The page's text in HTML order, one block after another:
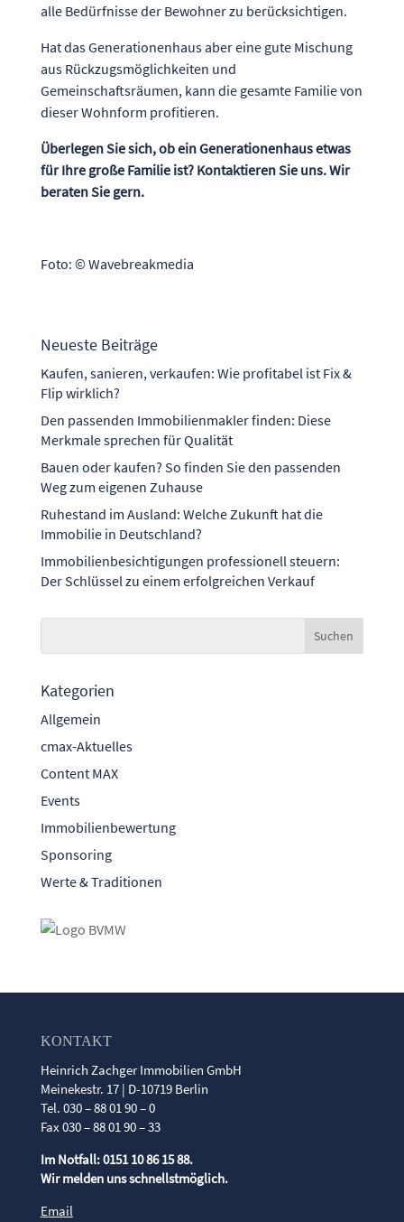
alle Bedürfnisse der Bewohner zu berücksichtigen.
Hat das Generationenhaus aber eine gute Mischung
aus Rückzugsmöglichkeiten und
Gemeinschaftsräumen, kann die gesamte Familie von
dieser Wohnform profitieren.
Überlegen Sie sich, ob ein Generationenhaus etwas
für Ihre große Familie ist? Kontaktieren Sie uns. Wir
beraten Sie gern.
Foto: © Wavebreakmedia
Neueste Beiträge
Kaufen, sanieren, verkaufen: Wie profitabel ist Fix &
Flip wirklich?
Den passenden Immobilienmakler finden: Diese
Merkmale sprechen für Qualität
Bauen oder kaufen? So finden Sie den passenden
Weg zum eigenen Zuhause
Ruhestand im Ausland: Welche Zukunft hat die
Immobilie in Deutschland?
Immobilienbesichtigungen professionell steuern:
Der Schlüssel zu einem erfolgreichen Verkauf
Kategorien
Allgemein
cmax-Aktuelles
Content MAX
Events
Immobilienbewertung
Sponsoring
Werte & Traditionen
KONTAKT
Heinrich Zachger Immobilien GmbH
Meinekestr. 17 | D-10719 Berlin
Tel. 030 – 88 01 90 – 0
Fax 030 – 88 01 90 – 33
Im Notfall: 0151 10 86 15 88.
Wir melden uns schnellstmöglich.
Email